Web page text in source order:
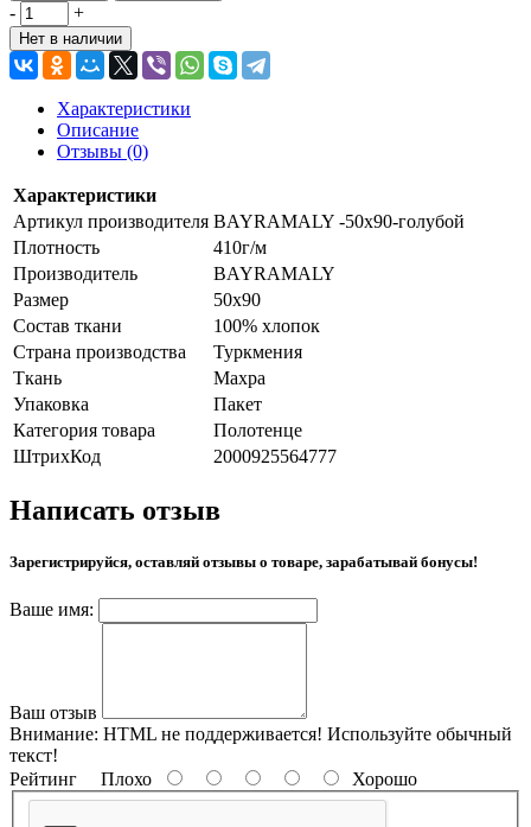
- +
Нет в наличии
Характеристики
Описание
Отзывы (0)
Характеристики
Артикул производителя BAYRAMALY -50х90-голубой
Плотность
410г/м
Производитель
BAYRAMALY
Размер
50х90
Состав ткани
100% хлопок
Страна производства
Туркмения
Ткань
Махра
Упаковка
Пакет
Категория товара
Полотенце
ШтрихКод
2000925564777
Написать отзыв
Зарегистрируйся, оставляй отзывы о товаре, зарабатывай бонусы!
Ваше имя:
Ваш отзыв
Внимание: HTML не поддерживается! Используйте обычный
текст!
Рейтинг Плохо Хорошо